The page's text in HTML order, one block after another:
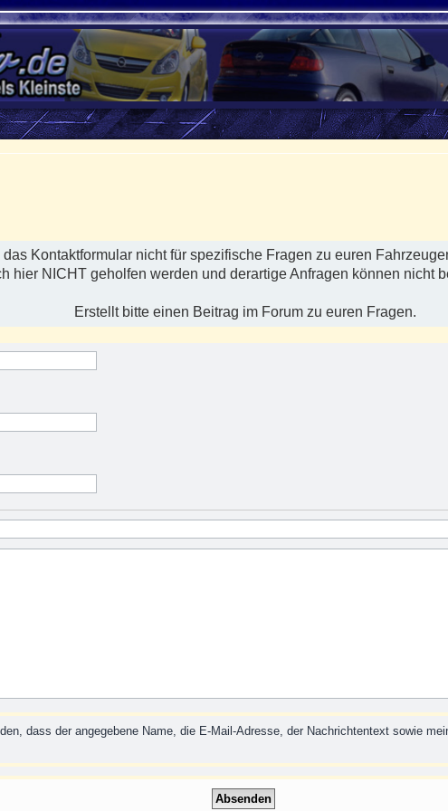
das Kontaktformular nicht für spezifische Fragen zu euren
hier NICHT geholfen werden und derartige Anfragen können nicht
Erstellt bitte einen Beitrag im Forum zu euren Fragen.
dass der angegebene Name, die E-Mail-Adresse, der Nachrichtentext sowie